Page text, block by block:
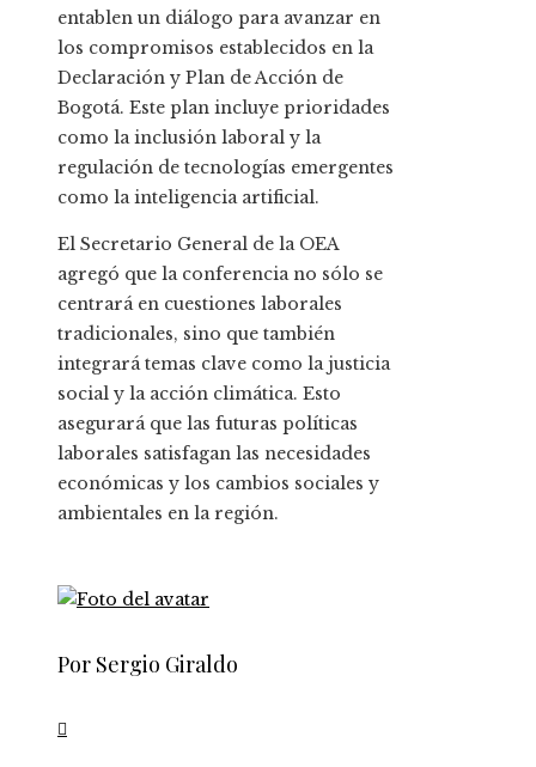
entablen un diálogo para avanzar en
los compromisos establecidos en la
Declaración y Plan de Acción de
Bogotá. Este plan incluye prioridades
como la inclusión laboral y la
regulación de tecnologías emergentes
como la inteligencia artificial.
El Secretario General de la OEA
agregó que la conferencia no sólo se
centrará en cuestiones laborales
tradicionales, sino que también
integrará temas clave como la justicia
social y la acción climática. Esto
asegurará que las futuras políticas
laborales satisfagan las necesidades
económicas y los cambios sociales y
ambientales en la región.
Por Sergio Giraldo